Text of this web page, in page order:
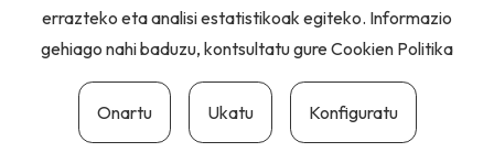
errazteko eta analisi estatistikoak egiteko. Informazio
gehiago nahi baduzu, kontsultatu gureCookien Politika
Onartu Ukatu Konfiguratu